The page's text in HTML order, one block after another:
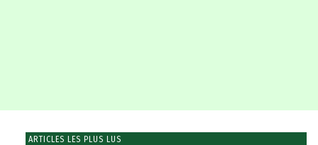
ARTICLES LES PLUS LUS